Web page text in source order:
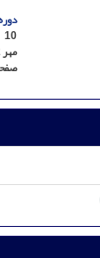
دوره 5، شماره 2 - شماره
10
مهر 1392